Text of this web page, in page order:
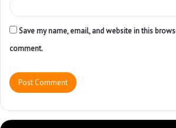
Save my name, email, and website in this
comment.